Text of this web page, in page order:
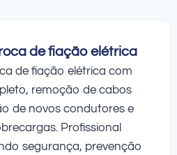
de fiação elétrica
de fiação elétrica com
remoção de cabos
de novos condutores e
Profissional
segurança, prevenção